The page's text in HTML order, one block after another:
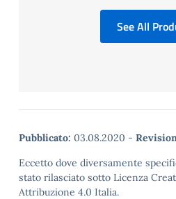
See All
Pubblicato: 03.08.2020 -
Eccetto dove diversamente
stato rilasciato sotto Licenza
Attribuzione 4.0 Italia.